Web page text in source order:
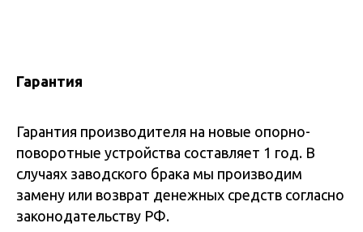
Гарантия
Гарантия производителя на новые опорно-
поворотные устройства составляет 1 год. В
случаях заводского брака мы производим
замену или возврат денежных средств согласно
законодательству РФ.